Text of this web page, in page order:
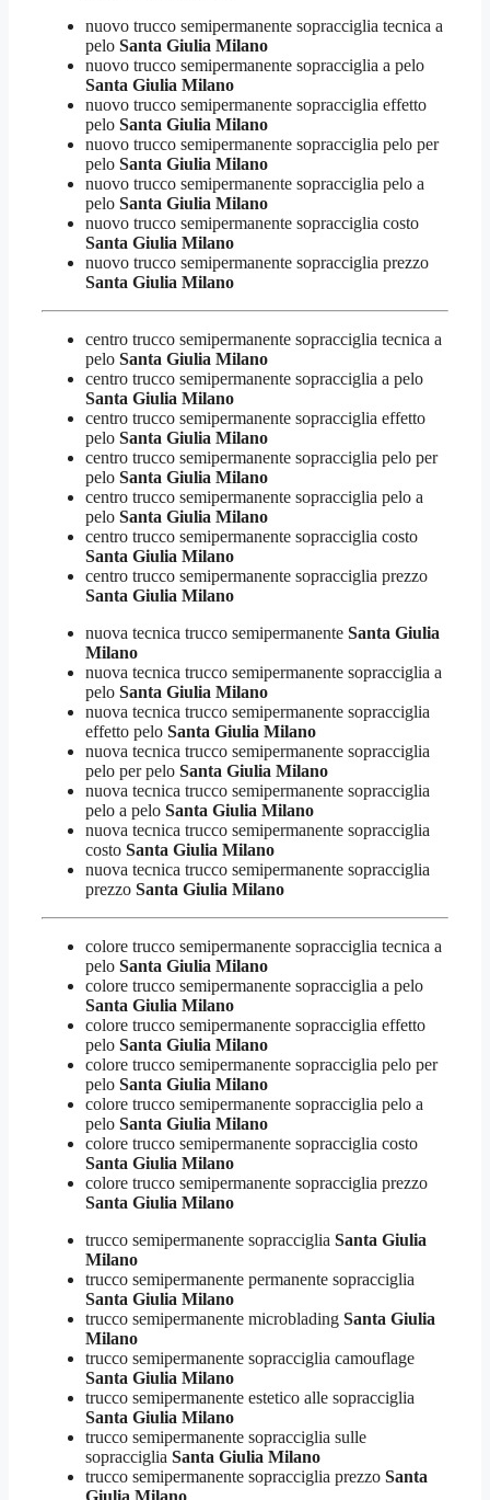
nuovo trucco semipermanente sopracciglia tecnica a
pelo Santa Giulia Milano
nuovo trucco semipermanente sopracciglia a pelo
Santa Giulia Milano
nuovo trucco semipermanente sopracciglia effetto
pelo Santa Giulia Milano
nuovo trucco semipermanente sopracciglia pelo per
pelo Santa Giulia Milano
nuovo trucco semipermanente sopracciglia pelo a
pelo Santa Giulia Milano
nuovo trucco semipermanente sopracciglia costo
Santa Giulia Milano
nuovo trucco semipermanente sopracciglia prezzo
Santa Giulia Milano
centro trucco semipermanente sopracciglia tecnica a
pelo Santa Giulia Milano
centro trucco semipermanente sopracciglia a pelo
Santa Giulia Milano
centro trucco semipermanente sopracciglia effetto
pelo Santa Giulia Milano
centro trucco semipermanente sopracciglia pelo per
pelo Santa Giulia Milano
centro trucco semipermanente sopracciglia pelo a
pelo Santa Giulia Milano
centro trucco semipermanente sopracciglia costo
Santa Giulia Milano
centro trucco semipermanente sopracciglia prezzo
Santa Giulia Milano
nuova tecnica trucco semipermanente Santa Giulia
Milano
nuova tecnica trucco semipermanente sopracciglia a
pelo Santa Giulia Milano
nuova tecnica trucco semipermanente sopracciglia
effetto pelo Santa Giulia Milano
nuova tecnica trucco semipermanente sopracciglia
pelo per pelo Santa Giulia Milano
nuova tecnica trucco semipermanente sopracciglia
pelo a pelo Santa Giulia Milano
nuova tecnica trucco semipermanente sopracciglia
costo Santa Giulia Milano
nuova tecnica trucco semipermanente sopracciglia
prezzo Santa Giulia Milano
colore trucco semipermanente sopracciglia tecnica a
pelo Santa Giulia Milano
colore trucco semipermanente sopracciglia a pelo
Santa Giulia Milano
colore trucco semipermanente sopracciglia effetto
pelo Santa Giulia Milano
colore trucco semipermanente sopracciglia pelo per
pelo Santa Giulia Milano
colore trucco semipermanente sopracciglia pelo a
pelo Santa Giulia Milano
colore trucco semipermanente sopracciglia costo
Santa Giulia Milano
colore trucco semipermanente sopracciglia prezzo
Santa Giulia Milano
trucco semipermanente sopracciglia Santa Giulia
Milano
trucco semipermanente permanente sopracciglia
Santa Giulia Milano
trucco semipermanente microblading Santa Giulia
Milano
trucco semipermanente sopracciglia camouflage
Santa Giulia Milano
trucco semipermanente estetico alle sopracciglia
Santa Giulia Milano
trucco semipermanente sopracciglia sulle
sopracciglia Santa Giulia Milano
trucco semipermanente sopracciglia prezzo Santa